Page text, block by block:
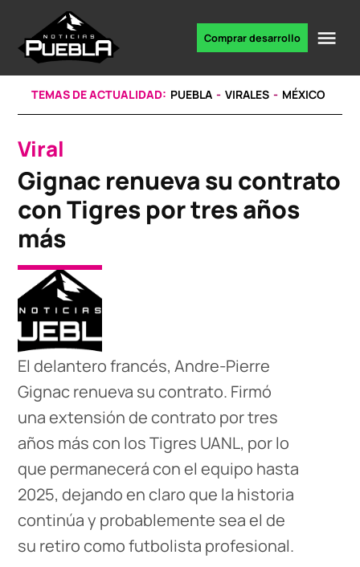
content
noticias
Comprar desarrollo
TEMAS DE ACTUALIDAD: PUEBLA VIRALES MÉXICO
POSTED
IN
Viral
Gignac renueva su contrato
con Tigres por tres años
más
El delantero francés, Andre-Pierre
Gignac renueva su contrato. Firmó
una extensión de contrato por tres
años más con los Tigres UANL, por lo
que permanecerá con el equipo hasta
2025, dejando en claro que la historia
continúa y probablemente sea el de
su retiro como futbolista profesional.